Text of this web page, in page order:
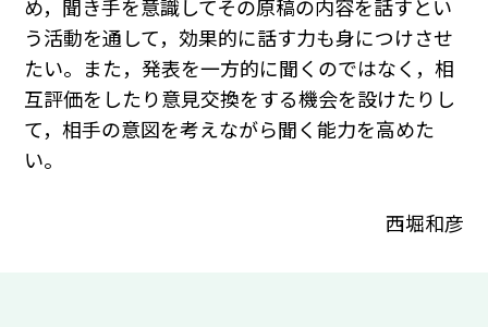
め，聞き手を意識してその原稿の内容を話すとい
う活動を通して，効果的に話す力も身につけさせ
たい。また，発表を一方的に聞くのではなく，相
互評価をしたり意見交換をする機会を設けたりし
て，相手の意図を考えながら聞く能力を高めた
い。
西堀和彦